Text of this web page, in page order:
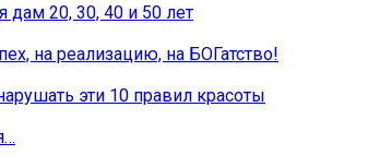
дам 20, 30, 40 и 50 лет
на реализацию, на БОГатство!
эти 10 правил красоты